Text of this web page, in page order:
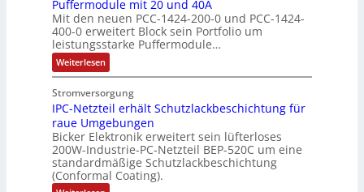
h
m
e
,
g
p
r
ä
g
t
d
m
V
o
r
s
n
d
d
e
s
s
e
b
e
s
ä
t
i
g
e
n
e
t
i
n
g
e
i
t
e
r
b
k
t
u
r
e
h
l
e
n
4
,
3
M
i
l
l
A
b
o
u
t
A
u
t
o
m
a
t
Puffermodule mit 20 und 40A
Mit den neuen PCC-1424-200-0 und PCC-1424-
400-0 erweitert Block sein Portfolio um
leistungsstarke Puffermodule…
Weiterlesen:
P
f
f
r
m
o
d
u
l
Stromversorgung
IPC-Netzteil erhält Schutzlackbeschichtung für
raue Umgebungen
Bicker Elektronik erweitert sein lüfterloses
200W-Industrie-PC-Netzteil BEP-520C um eine
standardmäßige Schutzlackbeschichtung
(Conformal Coating).